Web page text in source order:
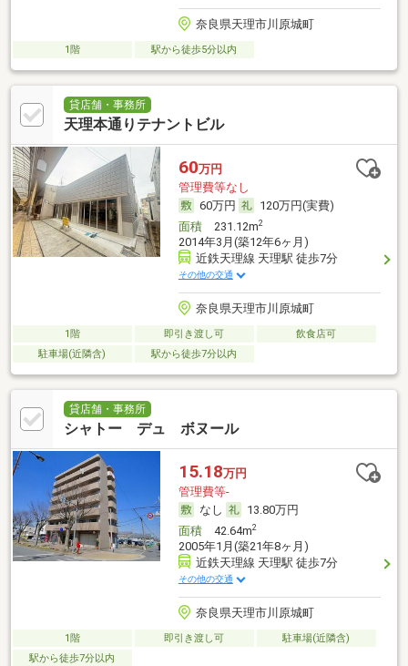
奈良県天理市川原城町
1階 駅から徒歩5分以内
貸店舗・事務所
天理本通りテナントビル
60万円
管理費等なし
60万円
120万円(実費)
面積231.12m2
2014年3月(築12年6ヶ月)
近鉄天理線 天理駅 徒歩7分
その他の交通
奈良県天理市川原城町
1階 即引き渡し可
飲食店可
駐車場(近隣含)
駅から徒歩7分以内
貸店舗・事務所
シャトー デュ ボヌール
15.18万円
管理費等-
なし
13.80万円
面積42.64m2
2005年1月(築21年8ヶ月)
近鉄天理線 天理駅 徒歩7分
その他の交通
奈良県天理市川原城町
1階 即引き渡し可
駐車場(近隣含)
駅から徒歩7分以内